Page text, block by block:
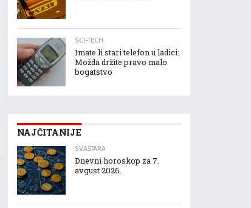
SCI-TECH
Imate li stari telefon u ladici:
Možda držite pravo malo
bogatstvo
NAJČITANIJE
SVAŠTARA
Dnevni horoskop za 7.
avgust 2026.